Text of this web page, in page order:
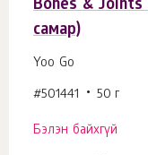
Bones &
самар)
Yoo Gо
#501441 50 г
Бэлэн байхгүй